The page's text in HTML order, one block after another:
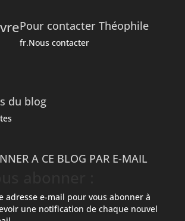
Pour contacter Théophile
fr.Nous contacter
du blog
A CE BLOG PAR E-MAIL
adresse e-mail pour vous abonner à
une notification de chaque nouvel